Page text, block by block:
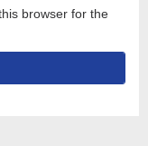
browser for the